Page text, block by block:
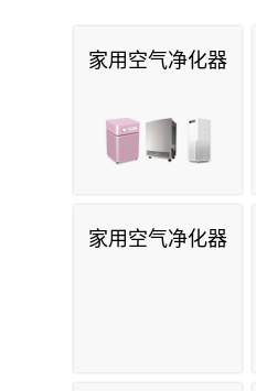
家用空气净化器
家用空气净化器